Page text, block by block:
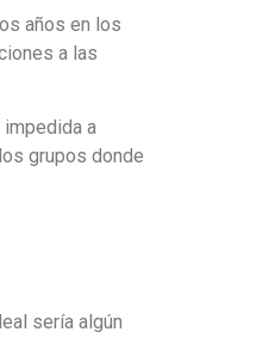
años en los
a las
impedida a
grupos donde
sería algún